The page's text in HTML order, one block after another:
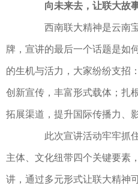
向未来去，让联大故
西南联大精神是云南宝
牌，宣讲的最后一个话题是如
的生机与活力，大家纷纷支招
创新宣传，丰富形式载体；扎
拓展渠道，提升国际传播力、
此次宣讲活动牢牢抓住
主体、文化纽带四个关键要素
讲，通过多元形式让联大精神